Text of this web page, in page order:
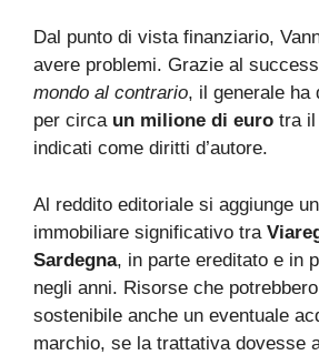
Dal punto di vista finanziario,
avere problemi. Grazie al
mondo al contrario, il generale ha
per circa un milione di euro tra il
indicati come diritti d’autore.
Al reddito editoriale si aggiunge
immobiliare significativo tra
Sardegna, in parte ereditato e in
negli anni. Risorse che
sostenibile anche un eventuale
marchio, se la trattativa dovesse